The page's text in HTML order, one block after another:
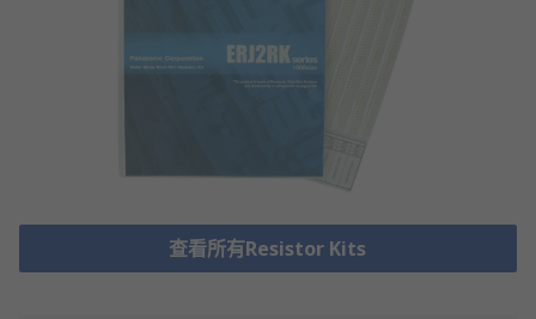
查看所有Resistor Kits